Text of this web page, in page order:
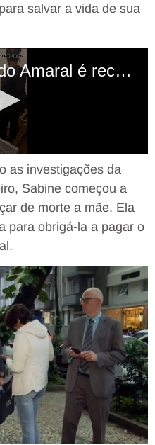
salvar a vida de sua
as investigações da
Sabine começou a
de morte a mãe. Ela
para obrigá-la a pagar o